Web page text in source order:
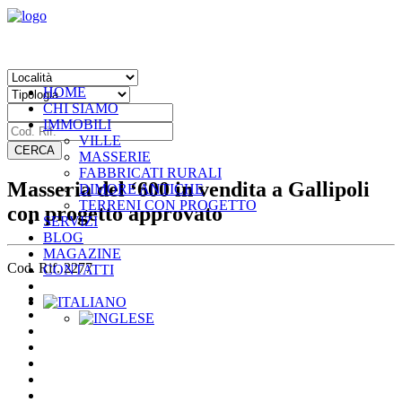
HOME
CHI SIAMO
IMMOBILI
VILLE
MASSERIE
FABBRICATI RURALI
DIMORE ANTICHE
TERRENI CON PROGETTO
SERVIZI
BLOG
MAGAZINE
CONTATTI
Masseria del ‘600 in vendita a Gallipoli
con progetto approvato
Cod. Rif. 2277